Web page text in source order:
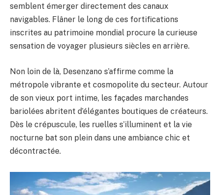
semblent émerger directement des canaux
navigables. Flâner le long de ces fortifications
inscrites au patrimoine mondial procure la curieuse
sensation de voyager plusieurs siècles en arrière.
Non loin de là, Desenzano s’affirme comme la
métropole vibrante et cosmopolite du secteur. Autour
de son vieux port intime, les façades marchandes
bariolées abritent d’élégantes boutiques de créateurs.
Dès le crépuscule, les ruelles s’illuminent et la vie
nocturne bat son plein dans une ambiance chic et
décontractée.